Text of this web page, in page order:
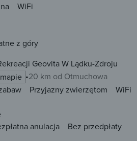
WiFi
z góry
Geovita W Lądku-Zdroju
20 km od Otmuchowa
Przyjazny zwierzętom
WiFi
anulacja Bez przedpłaty